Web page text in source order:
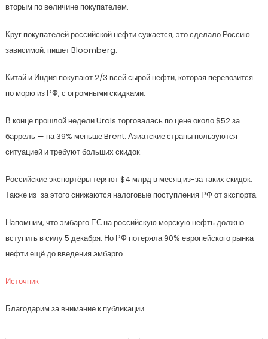
вторым по величине покупателем.
Круг покупателей российской нефти сужается, это сделало Россию
зависимой, пишет Bloomberg.
Китай и Индия покупают 2/3 всей сырой нефти, которая перевозится
по морю из РФ, с огромными скидками.
В конце прошлой недели Urals торговалась по цене около $52 за
баррель — на 39% меньше Brent. Азиатские страны пользуются
ситуацией и требуют больших скидок.
Российские экспортёры теряют $4 млрд в месяц из-за таких скидок.
Также из-за этого снижаются налоговые поступления РФ от экспорта.
Напомним, что эмбарго ЕС на российскую морскую нефть должно
вступить в силу 5 декабря. Но РФ потеряла 90% европейского рынка
нефти ещё до введения эмбарго.
Источник
Благодарим за внимание к публикации